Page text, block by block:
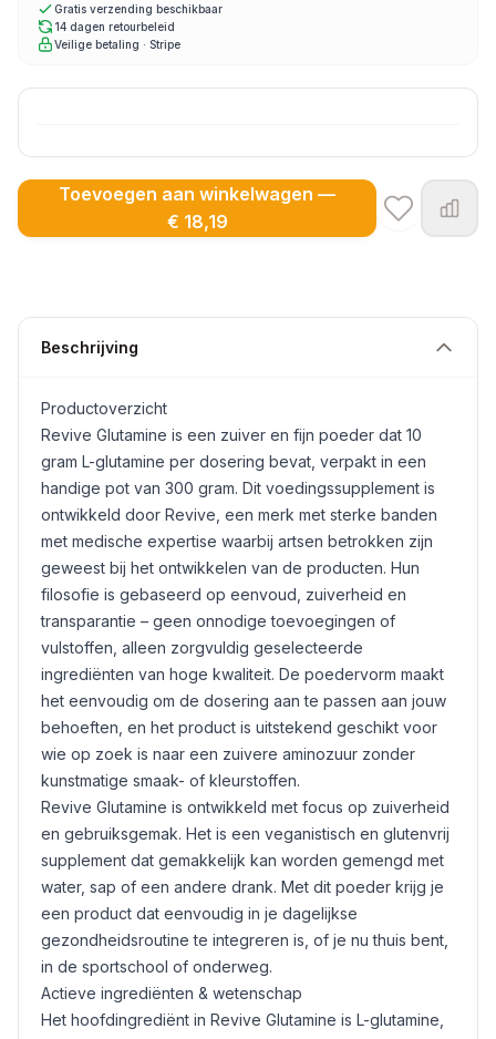
Gratis verzending beschikbaar
14 dagen retourbeleid
Veilige betaling · Stripe
Toevoegen aan winkelwagen —
€ 18,19
Beschrijving
Productoverzicht
Revive Glutamine is een zuiver en fijn poeder dat 10
gram L-glutamine per dosering bevat, verpakt in een
handige pot van 300 gram. Dit voedingssupplement is
ontwikkeld door Revive, een merk met sterke banden
met medische expertise waarbij artsen betrokken zijn
geweest bij het ontwikkelen van de producten. Hun
filosofie is gebaseerd op eenvoud, zuiverheid en
transparantie – geen onnodige toevoegingen of
vulstoffen, alleen zorgvuldig geselecteerde
ingrediënten van hoge kwaliteit. De poedervorm maakt
het eenvoudig om de dosering aan te passen aan jouw
behoeften, en het product is uitstekend geschikt voor
wie op zoek is naar een zuivere aminozuur zonder
kunstmatige smaak- of kleurstoffen.
Revive Glutamine is ontwikkeld met focus op zuiverheid
en gebruiksgemak. Het is een veganistisch en glutenvrij
supplement dat gemakkelijk kan worden gemengd met
water, sap of een andere drank. Met dit poeder krijg je
een product dat eenvoudig in je dagelijkse
gezondheidsroutine te integreren is, of je nu thuis bent,
in de sportschool of onderweg.
Actieve ingrediënten & wetenschap
Het hoofdingrediënt in Revive Glutamine is L-glutamine,